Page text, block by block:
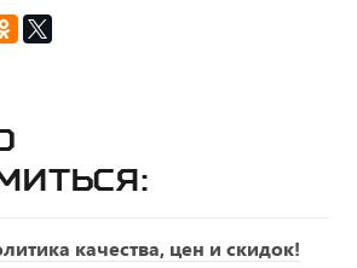
качества, цен и скидок!